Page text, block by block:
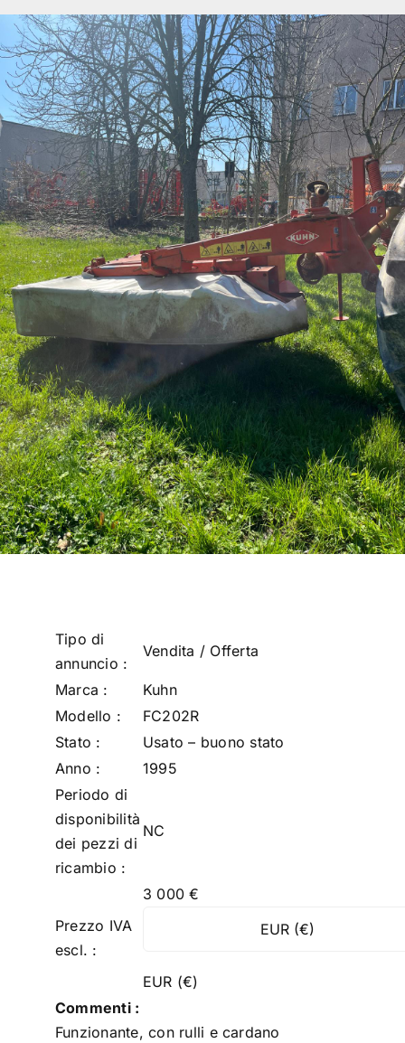
News
Contatti
Tipo di
annuncio :
Vendita / Offerta
Marca :
Kuhn
Modello :
FC202R
Stato :
Usato – buono stato
Anno :
1995
Periodo di
disponibilità
dei pezzi di
ricambio :
NC
Prezzo IVA
escl. :
3 000 €
EUR (€)
Commenti :
Funzionante, con rulli e cardano